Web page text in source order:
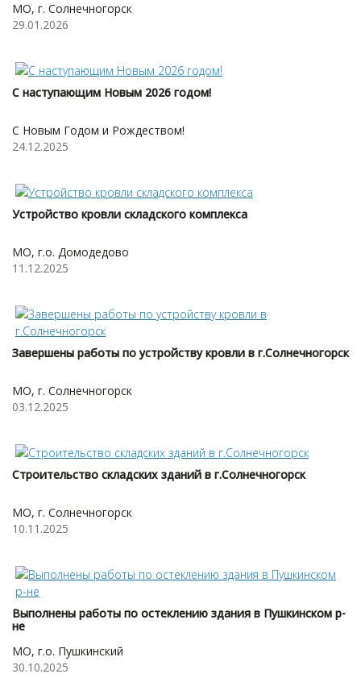
МО, г. Солнечногорск
29.01.2026
С наступающим Новым 2026 годом!
С Новым Годом и Рождеством!
24.12.2025
Устройство кровли складского комплекса
МО, г.о. Домодедово
11.12.2025
Завершены работы по устройству кровли в г.Солнечногорск
МО, г. Солнечногорск
03.12.2025
Строительство складских зданий в г.Солнечногорск
МО, г. Солнечногорск
10.11.2025
Выполнены работы по остеклению здания в Пушкинском р-
не
МО, г.о. Пушкинский
30.10.2025